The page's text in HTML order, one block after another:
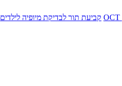
קביעת תור לבדיקת מיופיה לילדים